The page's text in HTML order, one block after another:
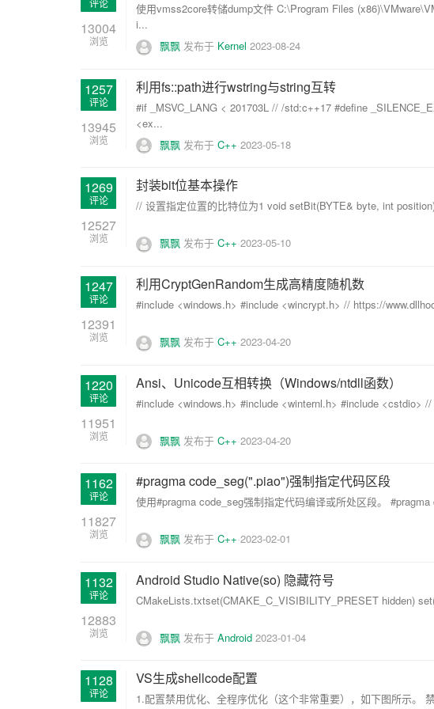
评论
13004
浏览
使用vmss2core转储dump文件 C:\Program Files
i...
飘飘 发布于 Kernel 2023-08-24
1257
评论
13945
浏览
利用fs::path进行wstring与string互转
#if _MSVC_LANG < 201703L // /std:c++17 #define
<ex...
飘飘 发布于 C++ 2023-05-18
1269
评论
12527
浏览
封装bit位基本操作
// 设置指定位置的比特位为1 void setBit(BYTE& byte, int
飘飘 发布于 C++ 2023-05-10
1247
评论
12391
浏览
利用CryptGenRandom生成高精度随机数
#include <windows.h> #include <wincrypt.h> // https://
飘飘 发布于 C++ 2023-04-20
1220
评论
11951
浏览
Ansi、Unicode互相转换（Windows/ntdll函数）
#include <windows.h> #include <winternl.h> #include <cstdio>
飘飘 发布于 C++ 2023-04-20
1162
评论
11827
浏览
#pragma code_seg(".piao")强制指定代码区段
使用#pragma code_seg强制指定代码编译或所处区段。
飘飘 发布于 C++ 2023-02-01
1132
评论
12883
浏览
Android Studio Native(so) 隐藏符号
CMakeLists.txtset(CMAKE_C_VISIBILITY_PRESET hidden)
飘飘 发布于 Android 2023-01-04
1128
评论
VS生成shellcode配置
1.配置禁用优化、全程序优化（这个非常重要），如下图所示。